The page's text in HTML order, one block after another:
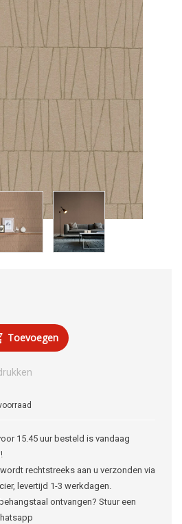
Toevoegen
15.45 uur besteld is vandaag
rechtstreeks aan u verzonden via
levertijd 1-3 werkdagen.
ontvangen? Stuur een